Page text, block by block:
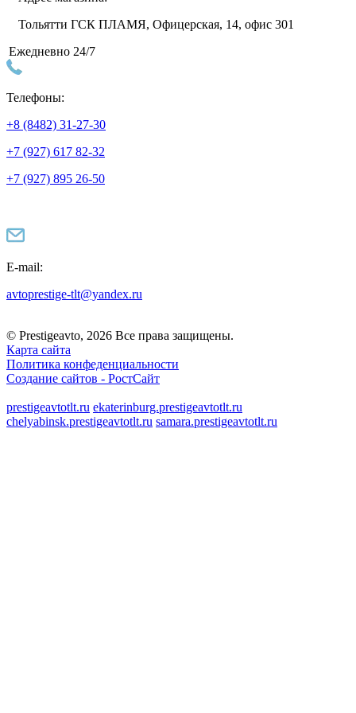
Тольятти ГСК ПЛАМЯ, Офицерская, 14, офис 301
Ежедневно 24/7
Телефоны:
+8 (8482) 31-27-30
+7 (927) 617 82-32
+7 (927) 895 26-50
E-mail:
avtoprestige-tlt@yandex.ru
© Prestigeavto, 2026 Все права защищены.
Карта сайта
Политика конфеденциальности
Создание сайтов - РостСайт
prestigeavtotlt.ru ekaterinburg.prestigeavtotlt.ru
chelyabinsk.prestigeavtotlt.ru samara.prestigeavtotlt.ru